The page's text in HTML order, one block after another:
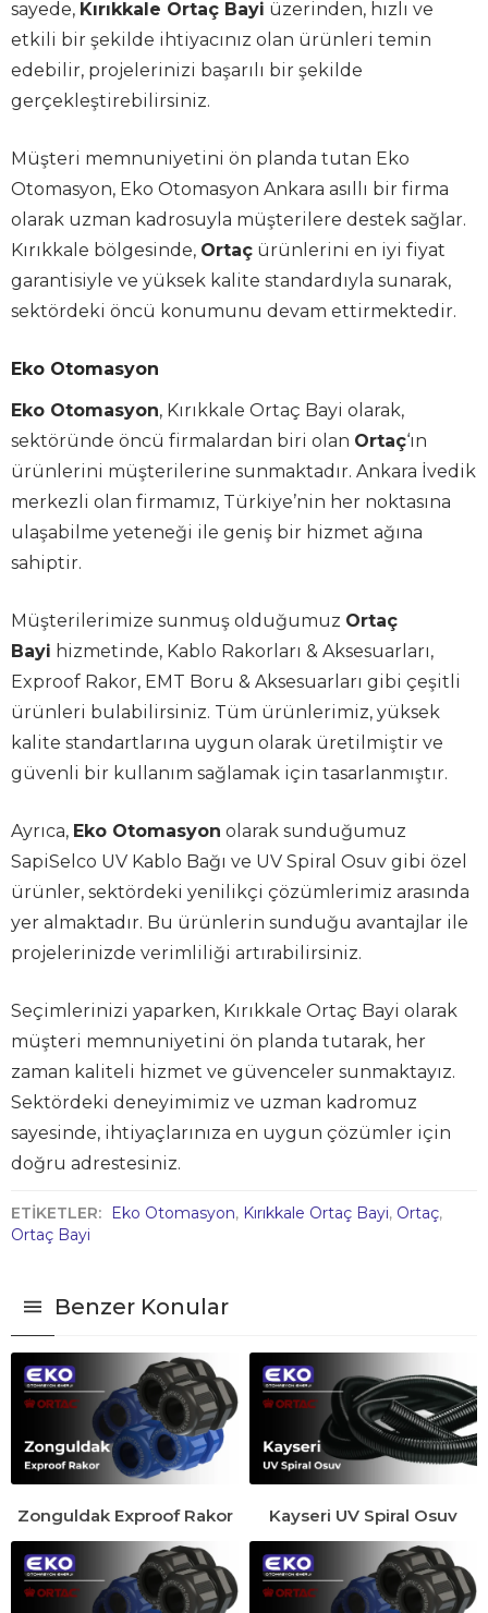
sayede, Kırıkkale Ortaç Bayi üzerinden, hızlı ve
etkili bir şekilde ihtiyacınız olan ürünleri temin
edebilir, projelerinizi başarılı bir şekilde
gerçekleştirebilirsiniz.
Müşteri memnuniyetini ön planda tutan Eko
Otomasyon, Eko Otomasyon Ankara asıllı bir firma
olarak uzman kadrosuyla müşterilere destek sağlar.
Kırıkkale bölgesinde, Ortaç ürünlerini en iyi fiyat
garantisiyle ve yüksek kalite standardıyla sunarak,
sektördeki öncü konumunu devam ettirmektedir.
Eko Otomasyon
Eko Otomasyon, Kırıkkale Ortaç Bayi olarak,
sektöründe öncü firmalardan biri olan Ortaç‘ın
ürünlerini müşterilerine sunmaktadır. Ankara İvedik
merkezli olan firmamız, Türkiye’nin her noktasına
ulaşabilme yeteneği ile geniş bir hizmet ağına
sahiptir.
Müşterilerimize sunmuş olduğumuz Ortaç
Bayi hizmetinde, Kablo Rakorları & Aksesuarları,
Exproof Rakor, EMT Boru & Aksesuarları gibi çeşitli
ürünleri bulabilirsiniz. Tüm ürünlerimiz, yüksek
kalite standartlarına uygun olarak üretilmiştir ve
güvenli bir kullanım sağlamak için tasarlanmıştır.
Ayrıca, Eko Otomasyon olarak sunduğumuz
SapiSelco UV Kablo Bağı ve UV Spiral Osuv gibi özel
ürünler, sektördeki yenilikçi çözümlerimiz arasında
yer almaktadır. Bu ürünlerin sunduğu avantajlar ile
projelerinizde verimliliği artırabilirsiniz.
Seçimlerinizi yaparken, Kırıkkale Ortaç Bayi olarak
müşteri memnuniyetini ön planda tutarak, her
zaman kaliteli hizmet ve güvenceler sunmaktayız.
Sektördeki deneyimimiz ve uzman kadromuz
sayesinde, ihtiyaçlarınıza en uygun çözümler için
doğru adrestesiniz.
ETİKETLER: Eko Otomasyon, Kırıkkale Ortaç Bayi, Ortaç,
Ortaç Bayi
Benzer Konular
Zonguldak Exproof Rakor Kayseri UV Spiral Osuv